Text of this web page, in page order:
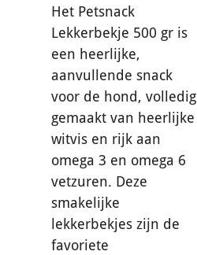
Het Petsnack
Lekkerbekje 500 gr is
een heerlijke,
aanvullende snack
voor de hond, volledig
gemaakt van heerlijke
witvis en rijk aan
omega 3 en omega 6
vetzuren. Deze
smakelijke
lekkerbekjes zijn de
favoriete